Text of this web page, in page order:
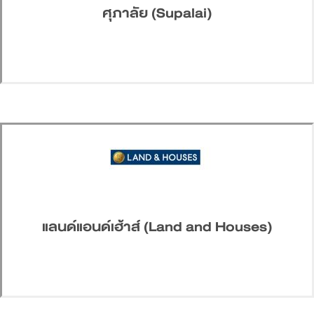
ศุภาลัย (Supalai)
แลนด์แอนด์เฮ้าส์ (Land and Houses)